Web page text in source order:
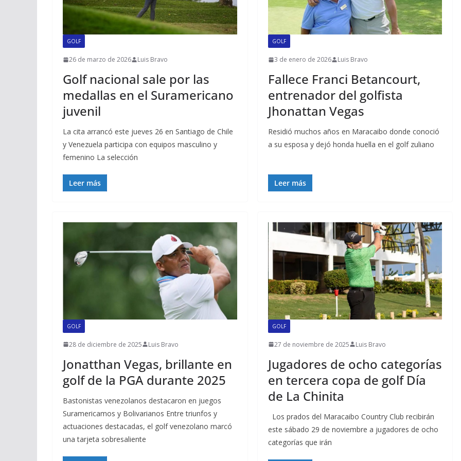
GOLF
26 de marzo de 2026 Luis Bravo
Golf nacional sale por las
medallas en el Suramericano
juvenil
La cita arrancó este jueves 26 en Santiago de Chile
y Venezuela participa con equipos masculino y
femenino La selección
Leer más
GOLF
3 de enero de 2026 Luis Bravo
Fallece Franci Betancourt,
entrenador del golfista
Jhonattan Vegas
Residió muchos años en Maracaibo donde conoció
a su esposa y dejó honda huella en el golf zuliano
Leer más
GOLF
28 de diciembre de 2025 Luis Bravo
Jonatthan Vegas, brillante en
golf de la PGA durante 2025
Bastonistas venezolanos destacaron en juegos
Suramericamos y Bolivarianos Entre triunfos y
actuaciones destacadas, el golf venezolano marcó
una tarjeta sobresaliente
GOLF
27 de noviembre de 2025 Luis Bravo
Jugadores de ocho categorías
en tercera copa de golf Día
de La Chinita
Los prados del Maracaibo Country Club recibirán
este sábado 29 de noviembre a jugadores de ocho
categorías que irán